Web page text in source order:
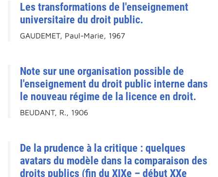
Les transformations de l'enseignement
universitaire du droit public.
GAUDEMET, Paul-Marie, 1967
Note sur une organisation possible de
l'enseignement du droit public interne dans
le nouveau régime de la licence en droit.
BEUDANT, R., 1906
De la prudence à la critique : quelques
avatars du modèle dans la comparaison des
droits publics (fin du XIXe – début XXe